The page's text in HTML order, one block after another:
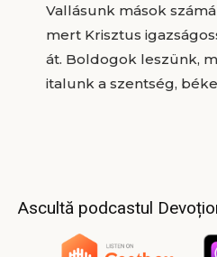
Vallásunk mások
mert Krisztus
át. Boldogok leszünk,
italunk a szentség,
Ascultă podcastul